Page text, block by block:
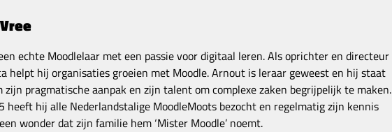
echte Moodlelaar met een passie voor digitaal leren. Als oprichter en directeur
helpt hij organisaties groeien met Moodle. Arnout is leraar geweest en hij staat
zijn pragmatische aanpak en zijn talent om complexe zaken begrijpelijk te maken.
heeft hij alle Nederlandstalige MoodleMoots bezocht en regelmatig zijn kennis
wonder dat zijn familie hem ‘Mister Moodle’ noemt.